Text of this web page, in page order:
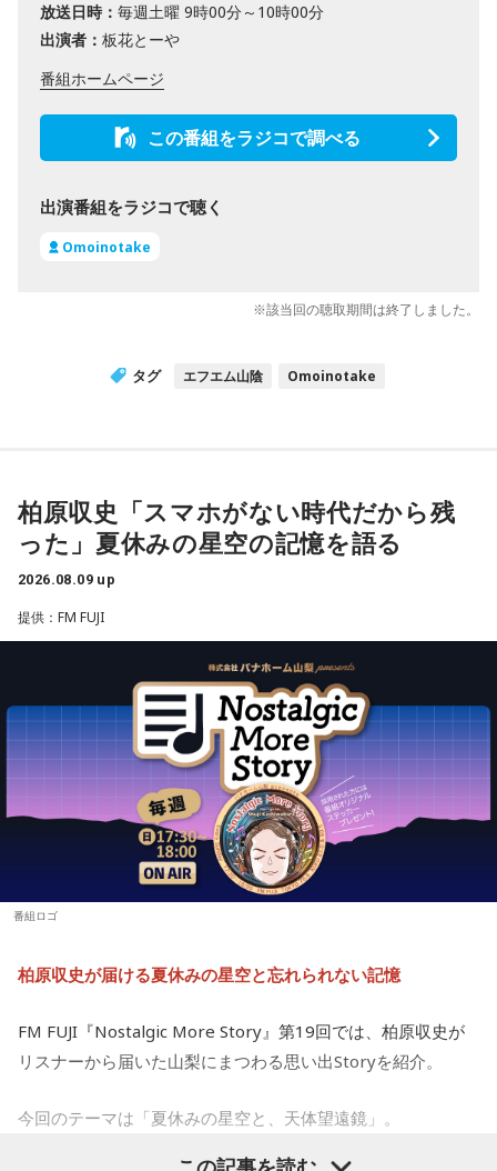
放送日時： 毎週土曜 9時00分～10時00分
出演者： 板花とーや
番組ホームページ
この番組をラジコで調べる
出演番組をラジコで聴く
Omoinotake
※該当回の聴取期間は終了しました。
タグ エフエム山陰 Omoinotake
柏原収史「スマホがない時代だから残
った」夏休みの星空の記憶を語る
2026.08.09 up
提供：FM FUJI
番組ロゴ
柏原収史が届ける夏休みの星空と忘れられない記憶
FM FUJI『Nostalgic More Story』第19回では、柏原収史が
リスナーから届いた山梨にまつわる思い出Storyを紹介。
今回のテーマは「夏休みの星空と、天体望遠鏡」。